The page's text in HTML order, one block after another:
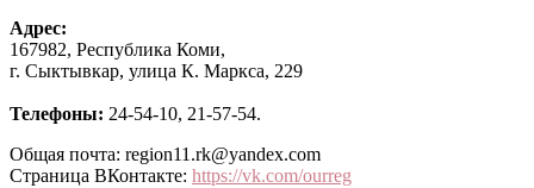
Адрес:
167982, Республика Коми,
г. Сыктывкар, улица К. Маркса, 229
Телефоны: 24-54-10, 21-57-54.
Общая почта: region11.rk@yandex.com
Страница ВКонтакте: https://vk.com/ourreg